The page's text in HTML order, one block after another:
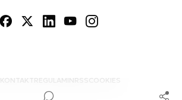
KONTAKTREGULAMINRSS COOKIES